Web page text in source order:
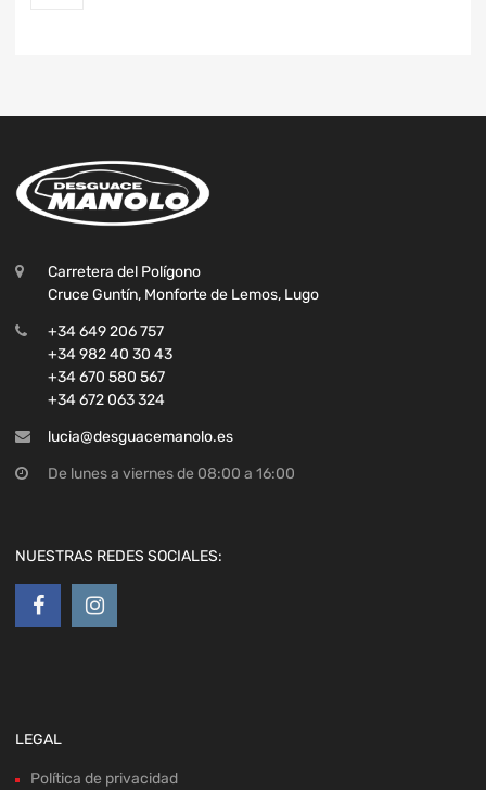
Carretera del Polígono
Cruce Guntín, Monforte de Lemos, Lugo
+34 649 206 757
+34 982 40 30 43
+34 670 580 567
+34 672 063 324
lucia@desguacemanolo.es
De lunes a viernes de 08:00 a 16:00
NUESTRAS REDES SOCIALES:
LEGAL
Política de privacidad